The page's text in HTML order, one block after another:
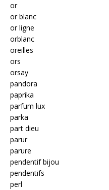
or
or blanc
or ligne
orblanc
oreilles
ors
orsay
pandora
paprika
parfum lux
parka
part dieu
parur
parure
pendentif bijou
pendentifs
perl